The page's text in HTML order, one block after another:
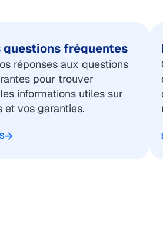
questions fréquentes
réponses aux questions
pour trouver
informations utiles sur
et vos garanties.